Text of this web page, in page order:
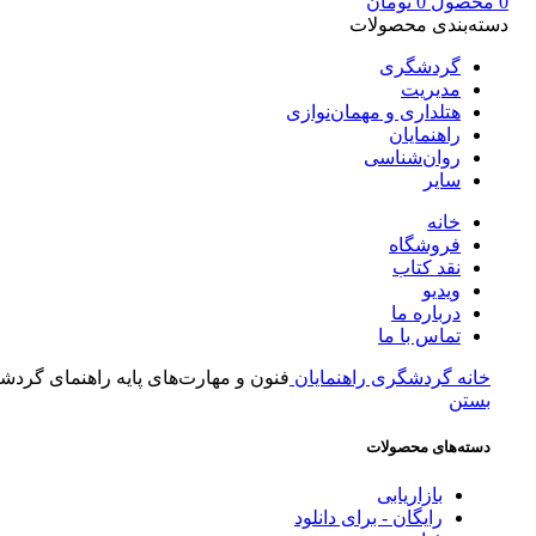
دسته‌بندی محصولات
گردشگری
مدیریت
هتلداری و مهمان‌نوازی
راهنمایان
روان‌شناسی
سایر
خانه
فروشگاه
نقد کتاب
ویدیو
درباره‌ ما
تماس با ما
خانه گردشگری راهنمایان فنون و مهارت‌های پایه راهنمای
بستن
دسته‌های محصولات
بازاریابی
رایگان - برای دانلود